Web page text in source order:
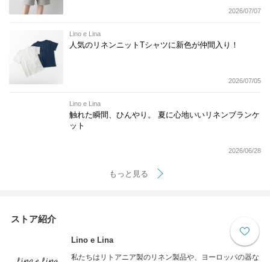
2026/07/07
Lino e Lina
人気のリネンニットTシャツに新色が仲間入り！
2026/07/05
Lino e Lina
触れた瞬間、ひんやり。 夏に心地いいリネンブランケ
ット
2026/06/28
もっと見る
ストア紹介
Lino e Lina
私たちはリトアニア製のリネン製品や、ヨーロッパの器な